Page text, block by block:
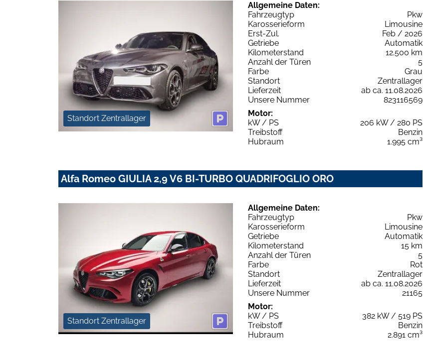
Standort Zentrallager
Allgemeine Daten:
Fahrzeugtyp
Pkw
Karosserieform
Limousine
Erst-Zul.
Feb / 2026
Getriebe
Automatik
Kilometerstand
12.500 km
Anzahl der Türen
5
Farbe
Grau
Standort
Zentrallager
Lieferzeit
ab ca. 11.08.2026
Unsere Nummer
823116569
Motor:
kW / PS
206 kW / 280 PS
Treibstoff
Benzin
Hubraum
1.995 cm³
Alfa Romeo GIULIA 2,9 V6 BI-TURBO QUADRIFOGLIO ORO
Standort Zentrallager
Allgemeine Daten:
Fahrzeugtyp
Pkw
Karosserieform
Limousine
Getriebe
Automatik
Kilometerstand
15 km
Anzahl der Türen
5
Farbe
Rot
Standort
Zentrallager
Lieferzeit
ab ca. 11.08.2026
Unsere Nummer
21165
Motor:
kW / PS
382 kW / 519 PS
Treibstoff
Benzin
Hubraum
2.891 cm³